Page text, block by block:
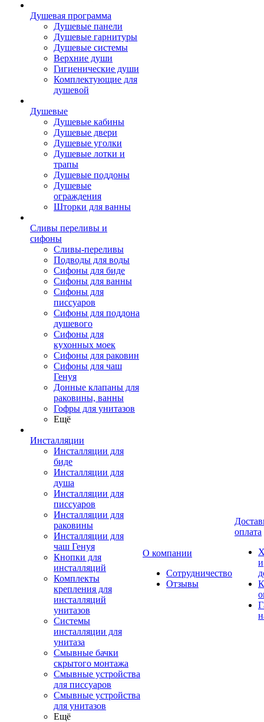
Душевая программа
Душевые панели
Душевые гарнитуры
Душевые системы
Верхние души
Гигиенические души
Комплектующие для
душевой
Душевые
Душевые кабины
Душевые двери
Душевые уголки
Душевые лотки и
трапы
Душевые поддоны
Душевые
ограждения
Шторки для ванны
Сливы переливы и
сифоны
Сливы-переливы
Подводы для воды
Сифоны для биде
Сифоны для ванны
Сифоны для
писсуаров
Сифоны для поддона
душевого
Сифоны для
кухонных моек
Сифоны для раковин
Сифоны для чаш
Генуя
Донные клапаны для
раковины, ванны
Гофры для унитазов
Ещё
Инсталляции
Инсталляции для
биде
Инсталляции для
душа
Инсталляции для
писсуаров
Инсталляции для
раковины
Инсталляции для
чаш Генуя
Кнопки для
инсталляций
Комплекты
крепления для
инсталляций
унитазов
Системы
инсталляции для
унитаза
Смывные бачки
скрытого монтажа
Смывные устройства
для писсуаров
Смывные устройства
для унитазов
Ещё
О компании
Сотрудничество
Отзывы
оплата
и